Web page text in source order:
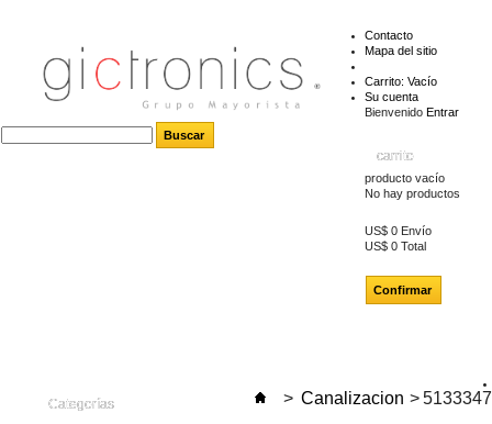
Contacto
Mapa del sitio
Carrito:Vacío
Su cuenta
BienvenidoEntrar
carrito
producto vacío
No hay productos
US$ 0 Envío
US$ 0 Total
Confirmar
Categorías > Canalizacion >